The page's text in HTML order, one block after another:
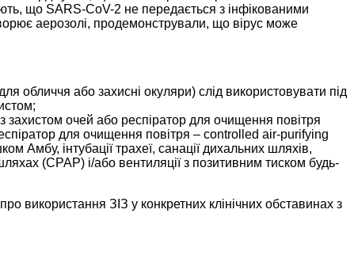
що SARS-CoV-2 не передається з інфікованими
аерозолі, продемонстрували, що вірус може
обличчя або захисні окуляри) слід використовувати під
захистом очей або респіратор для очищення повітря
для очищення повітря – controlled air-purifying
Амбу, інтубації трахеї, санації дихальних шляхів,
(CPAP) і/або вентиляції з позитивним тиском будь-
використання ЗІЗ у конкретних клінічних обставинах з